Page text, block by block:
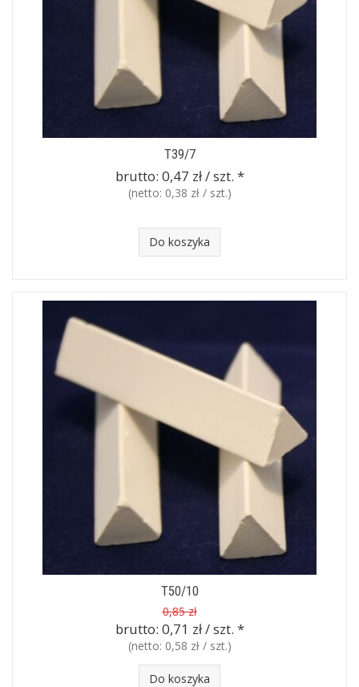
T39/7
brutto: 0,47 zł / szt. *
(netto: 0,38 zł / szt.)
Do koszyka
T50/10
0,85 zł
brutto: 0,71 zł / szt. *
(netto: 0,58 zł / szt.)
Do koszyka